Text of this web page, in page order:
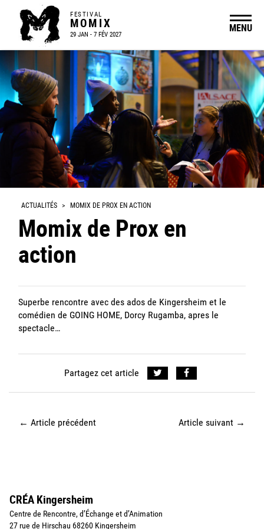
FESTIVAL
MOMIX
29 JAN - 7 FÉV 2027
MENU
ACTUALITÉS > MOMIX DE PROX EN ACTION
Momix de Prox en
action
Superbe rencontre avec des ados de Kingersheim et le
comédien de GOING HOME, Dorcy Rugamba, apres le
spectacle…
Partagez cet article
← Article précédent Article suivant →
CRÉA Kingersheim
Centre de Rencontre, d’Échange et d’Animation
27 rue de Hirschau 68260 Kingersheim